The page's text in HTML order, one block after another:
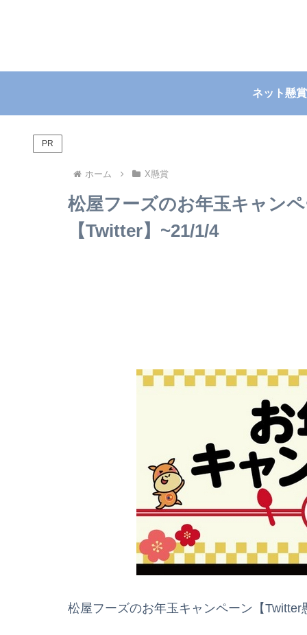
ネット懸賞
PR
ホーム X懸賞
松屋フーズのお年玉キャン
【Twitter】~21/1/4
松屋フーズのお年玉キャンペーン【Twitter